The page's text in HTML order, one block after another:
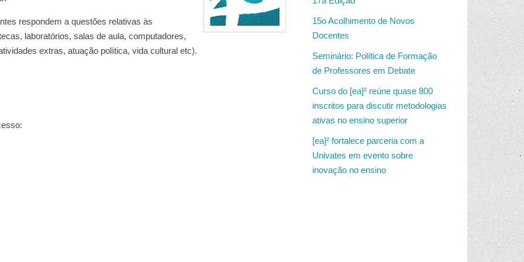
respondem a questões relativas às
laboratórios, salas de aula, computadores,
extras, atuação política, vida cultural etc).
15o Acolhimento de Novos
Docentes
Seminário: Política de Formação
de Professores em Debate
Curso do [ea]² reúne quase 800
inscritos para discutir metodologias
ativas no ensino superior
[ea]² fortalece parceria com a
Univates em evento sobre
inovação no ensino